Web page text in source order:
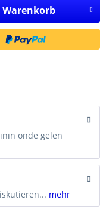
Warenkorb
önde gelen
mehr